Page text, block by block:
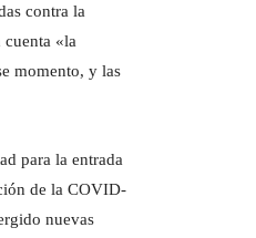
contra la
«la
momento, y las
para la entrada
de la COVID-
nuevas